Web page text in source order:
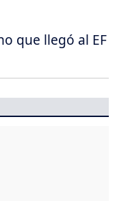
que llegó al EF